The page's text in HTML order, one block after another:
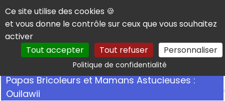
Panneau de gestion des cookies
Ce site utilise des cookies 🍪
et vous donne le contrôle sur ceux que vous souhaitez
activer
Tout accepter
Tout refuser Personnaliser
Politique de confidentialitéRechercher
Papas Bricoleurs et Mamans Astucieuses :
Ouilawii